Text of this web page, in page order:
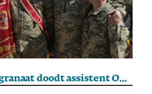
Verjaardagsgranaat doodt assistent Oekraïense generaal